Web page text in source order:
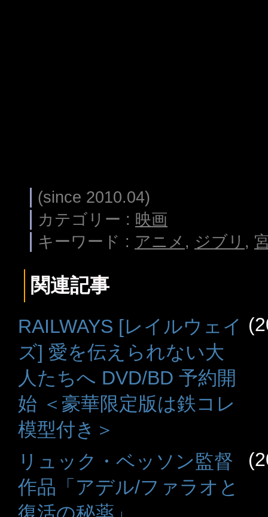
(since 2010.04)
カテゴリー : 映画
キーワード : アニメ , ジブリ ,
関連記事
RAILWAYS [レイルウェイ
ズ] 愛を伝えられない大
人たちへ DVD/BD 予約開
始 ＜豪華限定版は鉄コレ
模型付き＞
リュック・ベッソン監督
作品「アデル/ファラオと
復活の秘薬」